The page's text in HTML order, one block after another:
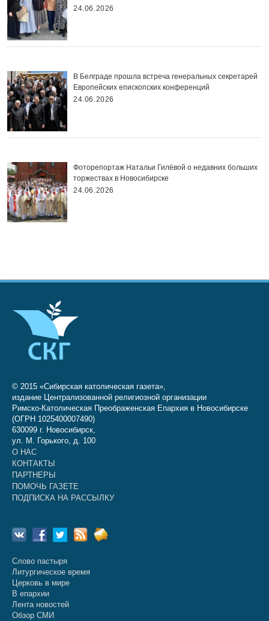
24.06.2026
В Белграде прошла встреча генеральных секретарей
Европейских епископских конференций
24.06.2026
Фоторепортаж Натальи Гилёвой о недавних больших
торжествах в Новосибирске
24.06.2026
© 2015 «Сибирская католическая газета»,
издание Централизованной религиозной организации
Римско-Католическая Преображенская Епархия в Новосибирске
(ОГРН 1025400007490)
630099 г. Новосибирск,
ул. М. Горького, д. 100
О НАС
КОНТАКТЫ
ПАРТНЕРЫ
ПОМОЧЬ ГАЗЕТЕ
ПОДПИСКА НА РАССЫЛКУ
Слово пастыря
Литургическое время
Церковь в мире
В епархии
Лента новостей
Обзор СМИ